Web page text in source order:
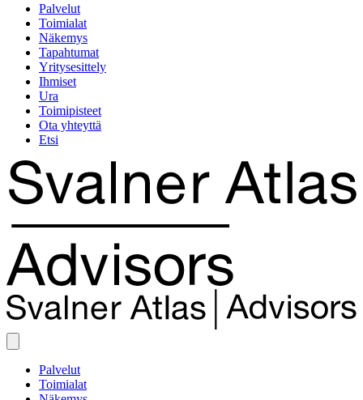
Palvelut
Toimialat
Näkemys
Tapahtumat
Yritysesittely
Ihmiset
Ura
Toimipisteet
Ota yhteyttä
Etsi
Palvelut
Toimialat